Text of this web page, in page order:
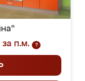
за п.м.
?